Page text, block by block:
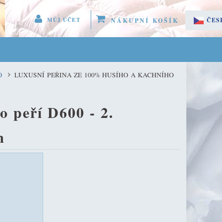
NÁKUPNÍ KOŠÍK
MŮJ ÚČET
SE
 MENU 
LUXUSNÍ PEŘINA ZE 100% HUSÍHO A KACHNÍHO
peří D600 - 2.